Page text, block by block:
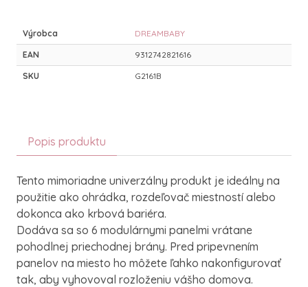
Výrobca DREAMBABY
EAN 9312742821616
SKU G2161B
Popis produktu
Tento mimoriadne univerzálny produkt je ideálny na
použitie ako ohrádka, rozdeľovač miestností alebo
dokonca ako krbová bariéra.
Dodáva sa so 6 modulárnymi panelmi vrátane
pohodlnej priechodnej brány. Pred pripevnením
panelov na miesto ho môžete ľahko nakonfigurovať
tak, aby vyhovoval rozloženiu vášho domova.